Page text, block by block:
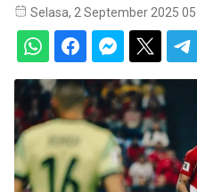
Selasa, 2 September 2025